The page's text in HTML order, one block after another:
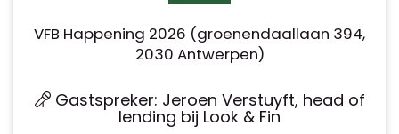
VFB Happening 2026 (groenendaallaan 394,
2030 Antwerpen)
Gastspreker: Jeroen Verstuyft, head of
lending bij Look & Fin